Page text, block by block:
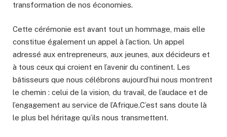
transformation de nos économies.
Cette cérémonie est avant tout un hommage, mais elle
constitue également un appel à l’action. Un appel
adressé aux entrepreneurs, aux jeunes, aux décideurs et
à tous ceux qui croient en l’avenir du continent. Les
bâtisseurs que nous célébrons aujourd’hui nous montrent
le chemin : celui de la vision, du travail, de l’audace et de
l’engagement au service de l’Afrique.C’est sans doute là
le plus bel héritage qu’ils nous transmettent.